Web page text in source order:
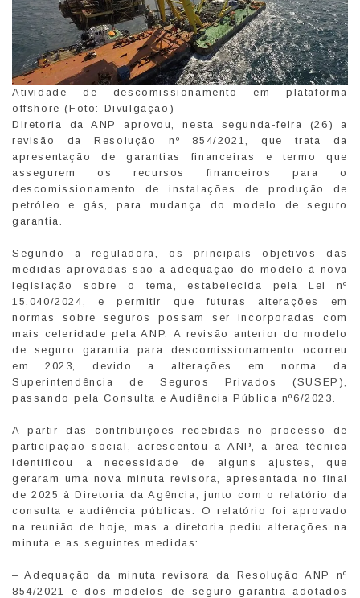
Atividade de descomissionamento em plataforma
offshore (Foto: Divulgação)
Diretoria da ANP aprovou, nesta segunda-feira (26) a
revisão da Resolução nº 854/2021, que trata da
apresentação de garantias financeiras e termo que
assegurem os recursos financeiros para o
descomissionamento de instalações de produção de
petróleo e gás, para mudança do modelo de seguro
garantia.
Segundo a reguladora, os principais objetivos das
medidas aprovadas são a adequação do modelo à nova
legislação sobre o tema, estabelecida pela Lei nº
15.040/2024, e permitir que futuras alterações em
normas sobre seguros possam ser incorporadas com
mais celeridade pela ANP. A revisão anterior do modelo
de seguro garantia para descomissionamento ocorreu
em 2023, devido a alterações em norma da
Superintendência de Seguros Privados (SUSEP),
passando pela Consulta e Audiência Pública nº6/2023.
A partir das contribuições recebidas no processo de
participação social, acrescentou a ANP, a área técnica
identificou a necessidade de alguns ajustes, que
geraram uma nova minuta revisora, apresentada no final
de 2025 à Diretoria da Agência, junto com o relatório da
consulta e audiência públicas. O relatório foi aprovado
na reunião de hoje, mas a diretoria pediu alterações na
minuta e as seguintes medidas:
– Adequação da minuta revisora da Resolução ANP nº
854/2021 e dos modelos de seguro garantia adotados